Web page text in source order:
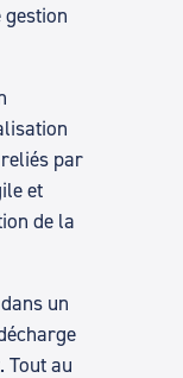
gestion
par
et
de la
un
Tout au